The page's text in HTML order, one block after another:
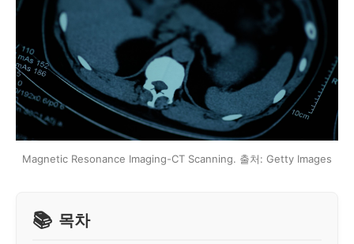
Magnetic Resonance Imaging-CT Scanning. 출처: Getty Images
목차